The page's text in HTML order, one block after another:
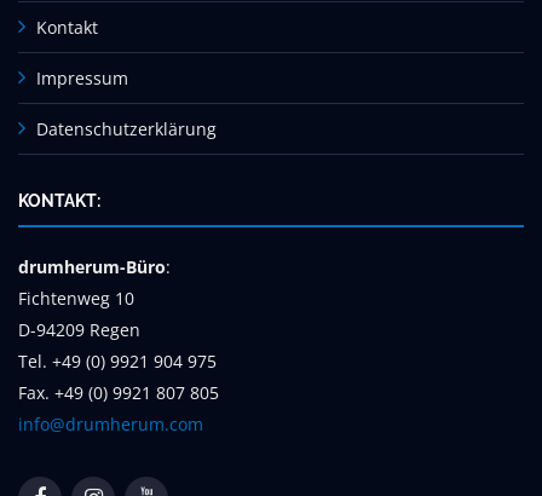
Kontakt
Impressum
Datenschutzerklärung
KONTAKT:
drumherum-Büro:
Fichtenweg 10
D-94209 Regen
Tel. +49 (0) 9921 904 975
Fax. +49 (0) 9921 807 805
info@drumherum.com